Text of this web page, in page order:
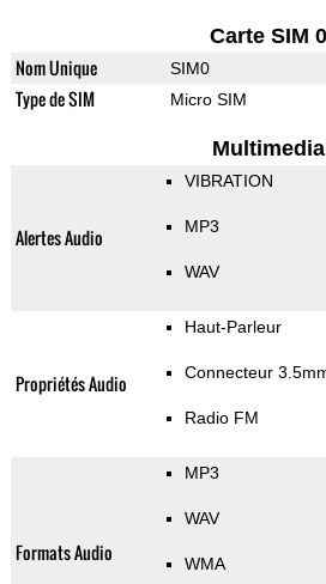
Carte SIM 0
Nom Unique SIM0
Type de SIM Micro SIM
Multimedia
Alertes Audio
VIBRATION
MP3
WAV
Propriétés Audio
Haut-Parleur
Connecteur
Radio FM
Formats Audio
MP3
WAV
WMA